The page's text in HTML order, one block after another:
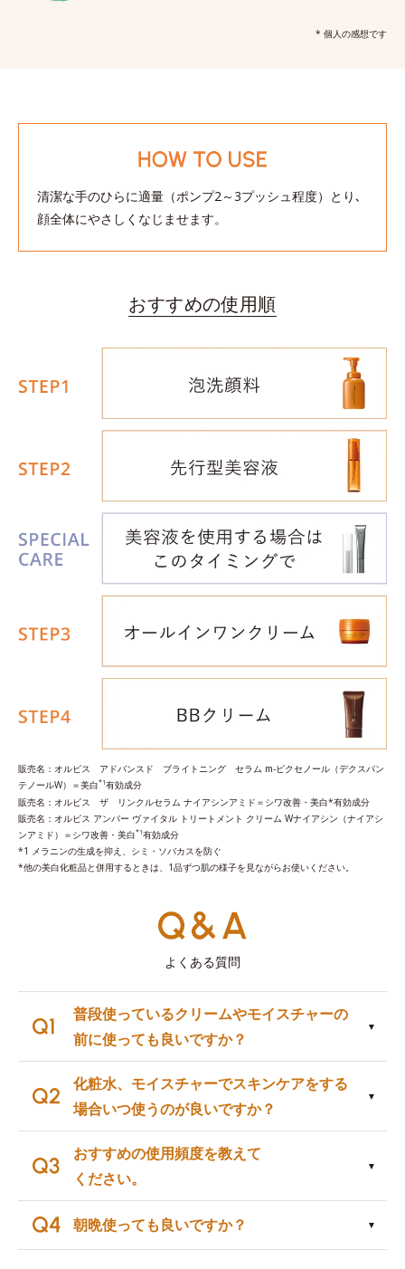
* 個人の感想です
清潔な手のひらに適量（ポンプ2～3プッシュ程度）とり､
顔全体にやさしくなじませます。
おすすめの使用順
販売名：オルビス アドバンスド ブライトニング セラム m‐ピクセノール（デクスパン
テノールW）＝美白*1有効成分
販売名：オルビス ザ リンクルセラム ナイアシンアミド＝シワ改善・美白*有効成分
販売名：オルビス アンバー ヴァイタル トリートメント クリーム Wナイアシン（ナイアシ
ンアミド）＝シワ改善・美白*1有効成分
*1 メラニンの生成を抑え、シミ・ソバカスを防ぐ
*他の美白化粧品と併用するときは、1品ずつ肌の様子を見ながらお使いください。
よくある質問
普段使っているクリームやモイスチャーの
前に使っても良いですか？
化粧水、モイスチャーでスキンケアをする
場合いつ使うのが良いですか？
おすすめの使用頻度を教えて
ください。
朝晩使っても良いですか？